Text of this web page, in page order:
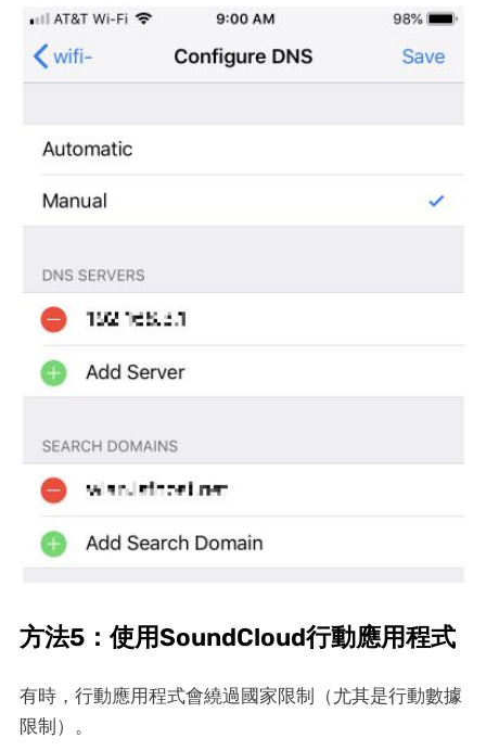
方法5：使用SoundCloud行動應用程式
有時，行動應用程式會繞過國家限制（尤其是行動數據
限制）。